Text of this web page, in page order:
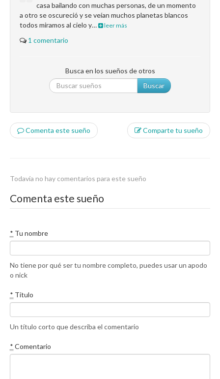
casa bailando con muchas personas, de un momento
a otro se oscureció y se veían muchos planetas blancos
todos miramos al cielo y…
leer más
1 comentario
Busca en los sueños de otros
Buscar
Comenta este sueño Comparte tu sueño
Todavía no hay comentarios para este sueño
Comenta este sueño
* Tu nombre
No tiene por qué ser tu nombre completo, puedes usar un apodo
o nick
* Título
Un título corto que describa el comentario
* Comentario